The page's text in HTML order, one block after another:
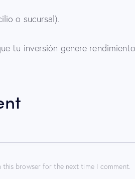
o sucursal).
tu inversión genere
this browser for the next time I comment.